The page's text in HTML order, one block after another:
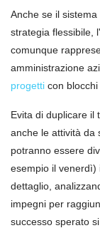
Anche se il
strategia flessibile,
comunque
amministrazione
progetti con blocchi
Evita di duplicare il
anche le attività da
potranno essere
esempio il venerdì)
dettaglio,
impegni per
successo sperato